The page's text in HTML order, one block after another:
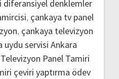
diferansiyel denklemler
, çankaya tv panel
, çankaya televizyon
uydu servisi Ankara
Televizyon Panel Tamiri
çeviri yaptırma ödev